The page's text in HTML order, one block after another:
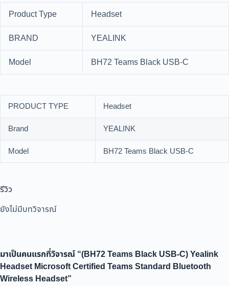
Product Type
Headset
BRAND
YEALINK
Model
BH72 Teams Black USB-C
PRODUCT TYPE
Headset
Brand
YEALINK
Model
BH72 Teams Black USB-C
รีวิว
ยังไม่มีบทวิจารณ์
มาเป็นคนแรกที่วิจารณ์ “(BH72 Teams Black USB-C) Yealink
Headset Microsoft Certified Teams Standard Bluetooth
Wireless Headset”